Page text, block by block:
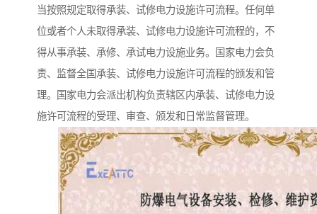
当按照规定取得承装、试修电力设施许可流程。任何单
位或者个人未取得承装、试修电力设施许可流程的，不
得从事承装、承修、承试电力设施业务。国家电力会负
责、监督全国承装、试修电力设施许可流程的颁发和管
理。国家电力会派出机构负责辖区内承装、试修电力设
施许可流程的受理、审查、颁发和日常监督管理。